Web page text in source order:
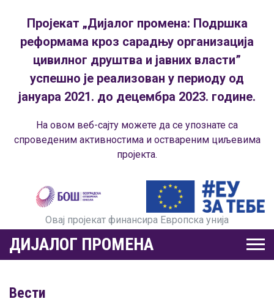
Пројекат „Дијалог промена: Подршка
реформама кроз сарадњу организација
цивилног друштва и јавних власти”
успешно је реализован у периоду од
јануара 2021. до децембра 2023. године.
На овом веб-сајту можете да се упознате са
спроведеним активностима и оствареним циљевима
пројекта.
Овај пројекат финансира Европска унија
ДИЈАЛОГ ПРОМЕНА
Вести